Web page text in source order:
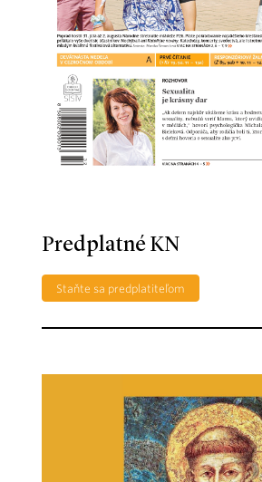
Predplatné KN
Staňte sa predplatiteľom